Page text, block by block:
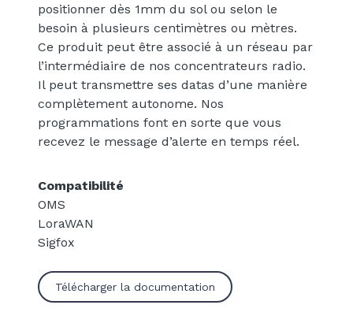
positionner dès 1mm du sol ou selon le
besoin à plusieurs centimètres ou mètres.
Ce produit peut être associé à un réseau par
l’intermédiaire de nos concentrateurs radio.
Il peut transmettre ses datas d’une manière
complètement autonome. Nos
programmations font en sorte que vous
recevez le message d’alerte en temps réel.
Compatibilité
OMS
LoraWAN
Sigfox
Télécharger la documentation